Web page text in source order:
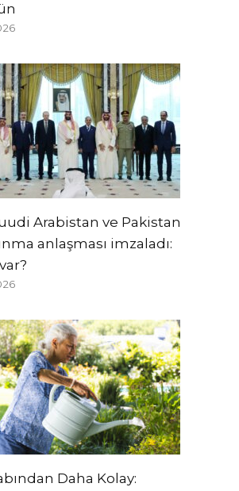
Arabistan ve Pakistan
anlaşması imzaladı:
Daha Kolay: